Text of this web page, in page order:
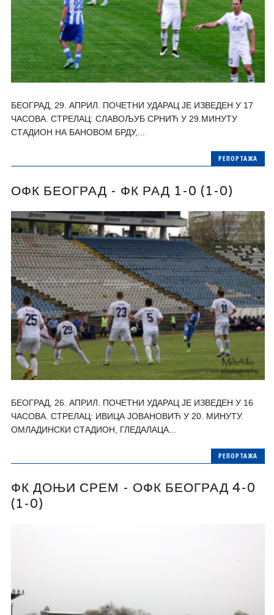
БЕОГРАД, 29. АПРИЛ. ПОЧЕТНИ УДАРАЦ ЈЕ ИЗВЕДЕН У 17
ЧАСОВА. СТРЕЛАЦ: СЛАВОЉУБ СРНИЋ У 29.МИНУТУ
СТАДИОН НА БАНОВОМ БРДУ,...
РЕПОРТАЖА
ОФК БЕОГРАД - ФК РАД 1-0 (1-0)
БЕОГРАД, 26. АПРИЛ. ПОЧЕТНИ УДАРАЦ ЈЕ ИЗВЕДЕН У 16
ЧАСОВА. СТРЕЛАЦ: ИВИЦА ЈОВАНОВИЋ У 20. МИНУТУ.
ОМЛАДИНСКИ СТАДИОН, ГЛЕДАЛАЦА...
РЕПОРТАЖА
ФК ДОЊИ СРЕМ - ОФК БЕОГРАД 4-0
(1-0)